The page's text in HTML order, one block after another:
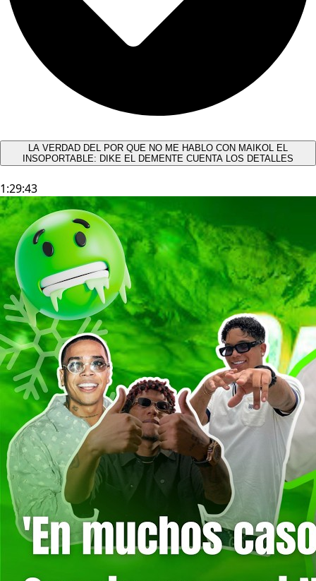
LA VERDAD DEL POR QUE NO ME HABLO CON MAIKOL EL
INSOPORTABLE: DIKE EL DEMENTE CUENTA LOS DETALLES
1:29:43